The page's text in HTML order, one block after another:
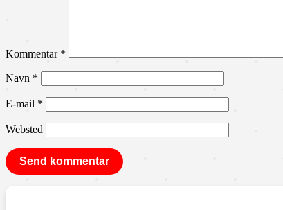
Kommentar *
Navn *
E-mail *
Websted